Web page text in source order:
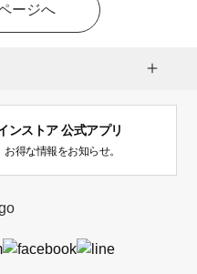
ージへ
ンストア 公式アプリ
得な情報をお知らせ。